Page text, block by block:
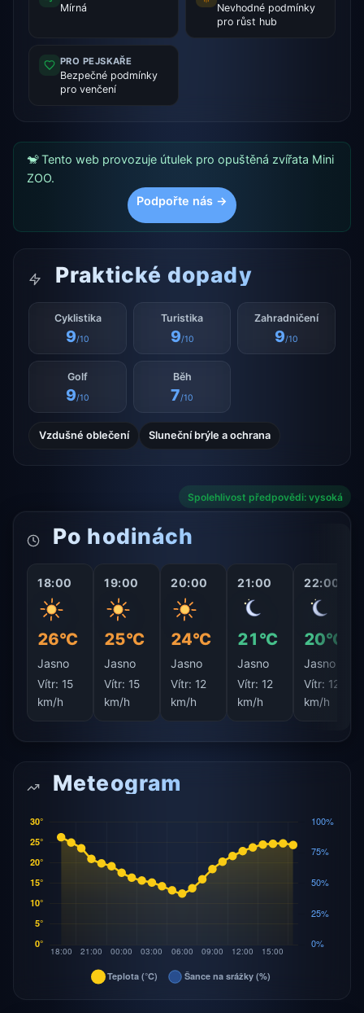
Mírná
Nevhodné podmínky
pro růst hub
PRO PEJSKAŘE
Bezpečné podmínky
pro venčení
🐒 Tento web provozuje útulek pro opuštěná zvířata Mini
ZOO.
Podpořte nás →
Praktické dopady
Cyklistika
9/10
Turistika
9/10
Zahradničení
9/10
Golf
9/10
Běh
7/10
Vzdušné oblečení Sluneční brýle a ochrana
Spolehlivost předpovědi: vysoká
Po hodinách
18:00
26°C
Jasno
Vítr: 15
km/h
19:00
25°C
Jasno
Vítr: 15
km/h
20:00
24°C
Jasno
Vítr: 12
km/h
21:00
21°C
Jasno
Vítr: 12
km/h
22:00
20°C
Jasno
Vítr: 12
km/h
Meteogram